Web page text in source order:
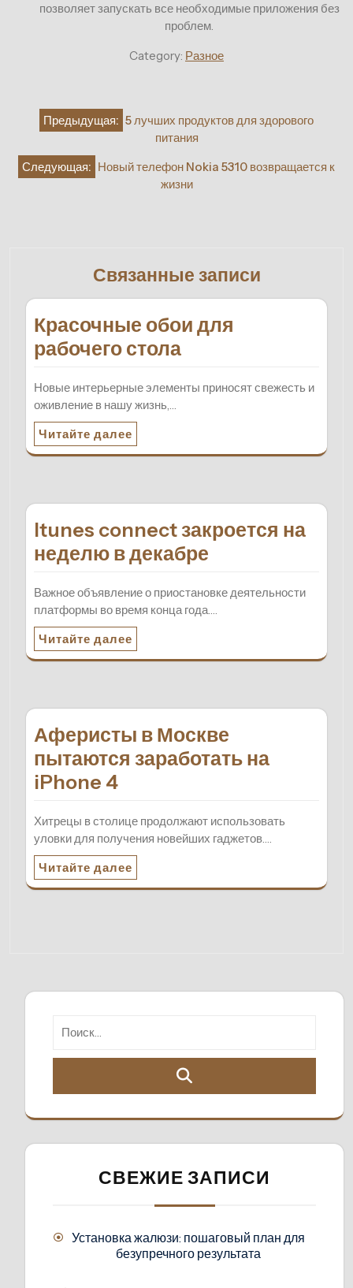
позволяет запускать все необходимые приложения без
проблем.
Category: Разное
Навигация
записям
Предыдущая: 5 лучших продуктов для здорового
питания
Следующая: Новый телефон Nokia 5310 возвращается к
жизни
Связанные записи
Красочные обои для
рабочего стола
Новые интерьерные элементы приносят свежесть и
оживление в нашу жизнь,…
Читайте далее
Itunes connect закроется на
неделю в декабре
Важное объявление о приостановке деятельности
платформы во время конца года.…
Читайте далее
Аферисты в Москве
пытаются заработать на
iPhone 4
Хитрецы в столице продолжают использовать
уловки для получения новейших гаджетов.…
Читайте далее
СВЕЖИЕ ЗАПИСИ
Установка жалюзи: пошаговый план для
безупречного результата